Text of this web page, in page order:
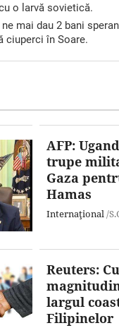
o larvă sovietică.
mai dau 2 bani
ciuperci în Soare.
AFP:
trupe
Gaza
Hamas
Internaţional/
Reuters:
largul
Filipinelor